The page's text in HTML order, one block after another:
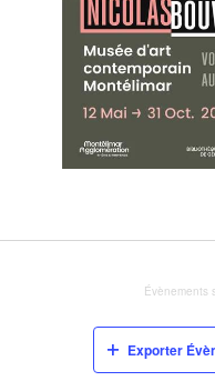
Évènements
Exporter